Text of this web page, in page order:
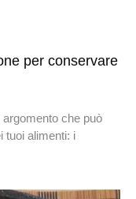
per conservare
argomento che può
tuoi alimenti: i